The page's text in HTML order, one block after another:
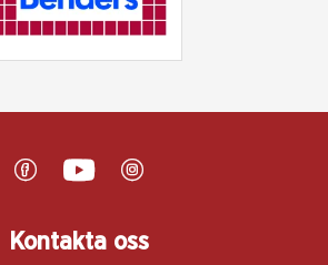
Kontakta oss